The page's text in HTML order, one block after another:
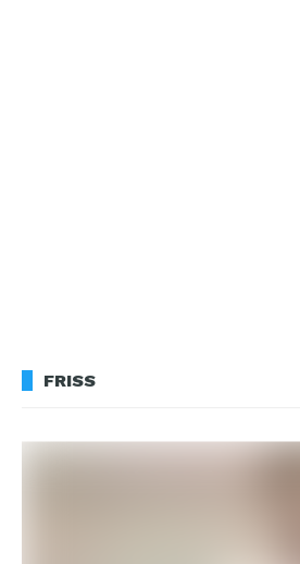
FRISS